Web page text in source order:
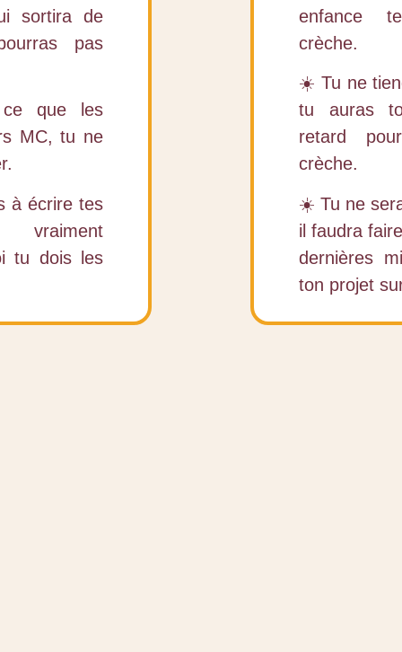
sortira de
pas
que les
MC, tu ne
à écrire tes
tu dois les
enfance
crèche.
☀️ Tu ne
tu auras
retard
crèche.
☀️ Tu ne
il faudra
dernières
ton projet